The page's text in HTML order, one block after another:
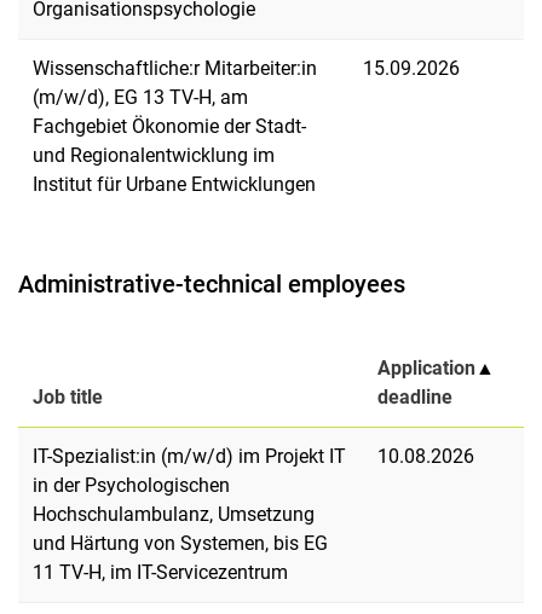
Organisationspsychologie
Wissenschaftliche:r Mitarbeiter:in
(m/w/d), EG 13 TV-H, am
Fachgebiet Ökonomie der Stadt-
und Regionalentwicklung im
Institut für Urbane Entwicklungen
15.09.2026
Administrative-technical employees
Job title
Application
deadline
▲
IT-Spezialist:in (m/w/d) im Projekt IT
in der Psychologischen
Hochschulambulanz, Umsetzung
und Härtung von Systemen, bis EG
11 TV-H, im IT-Servicezentrum
10.08.2026